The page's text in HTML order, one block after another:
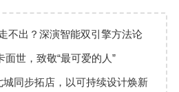
不出？深演智能双引擎方法论
而在使用方式
面世，致敬“最可爱的人”
同步拓店，以可持续设计焕新